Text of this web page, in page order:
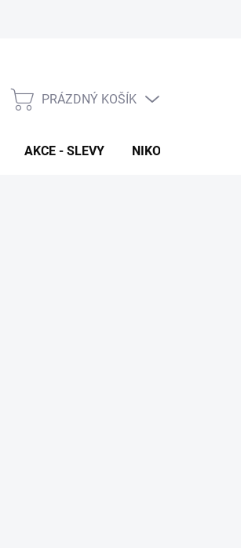
NÁKUPNÍ
PRÁZDNÝ KOŠÍK
AKCE - SLEVY NIKOTINOVÉ